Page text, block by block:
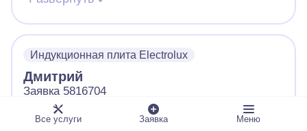
что человек переживает за клиента. Ещё
дал ценные советы по использованию
посуды для плиты. Огромное спасибо!
Индукционная плита Electrolux
Дмитрий
Заявка 5816704
Все услуги Заявка Меню